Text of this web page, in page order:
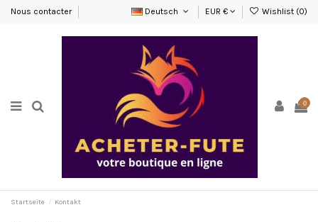
Nous contacter Deutsch EUR € Wishlist (0)
0
Startseite Kontakt